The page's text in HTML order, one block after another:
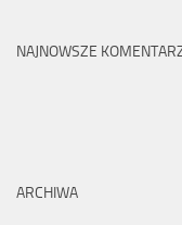
NAJNOWSZE
ARCHIWA